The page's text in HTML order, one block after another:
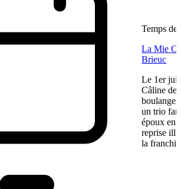
Temps de
La Mie
Brieuc
Le 1er
Câline de
un trio
époux
reprise
la